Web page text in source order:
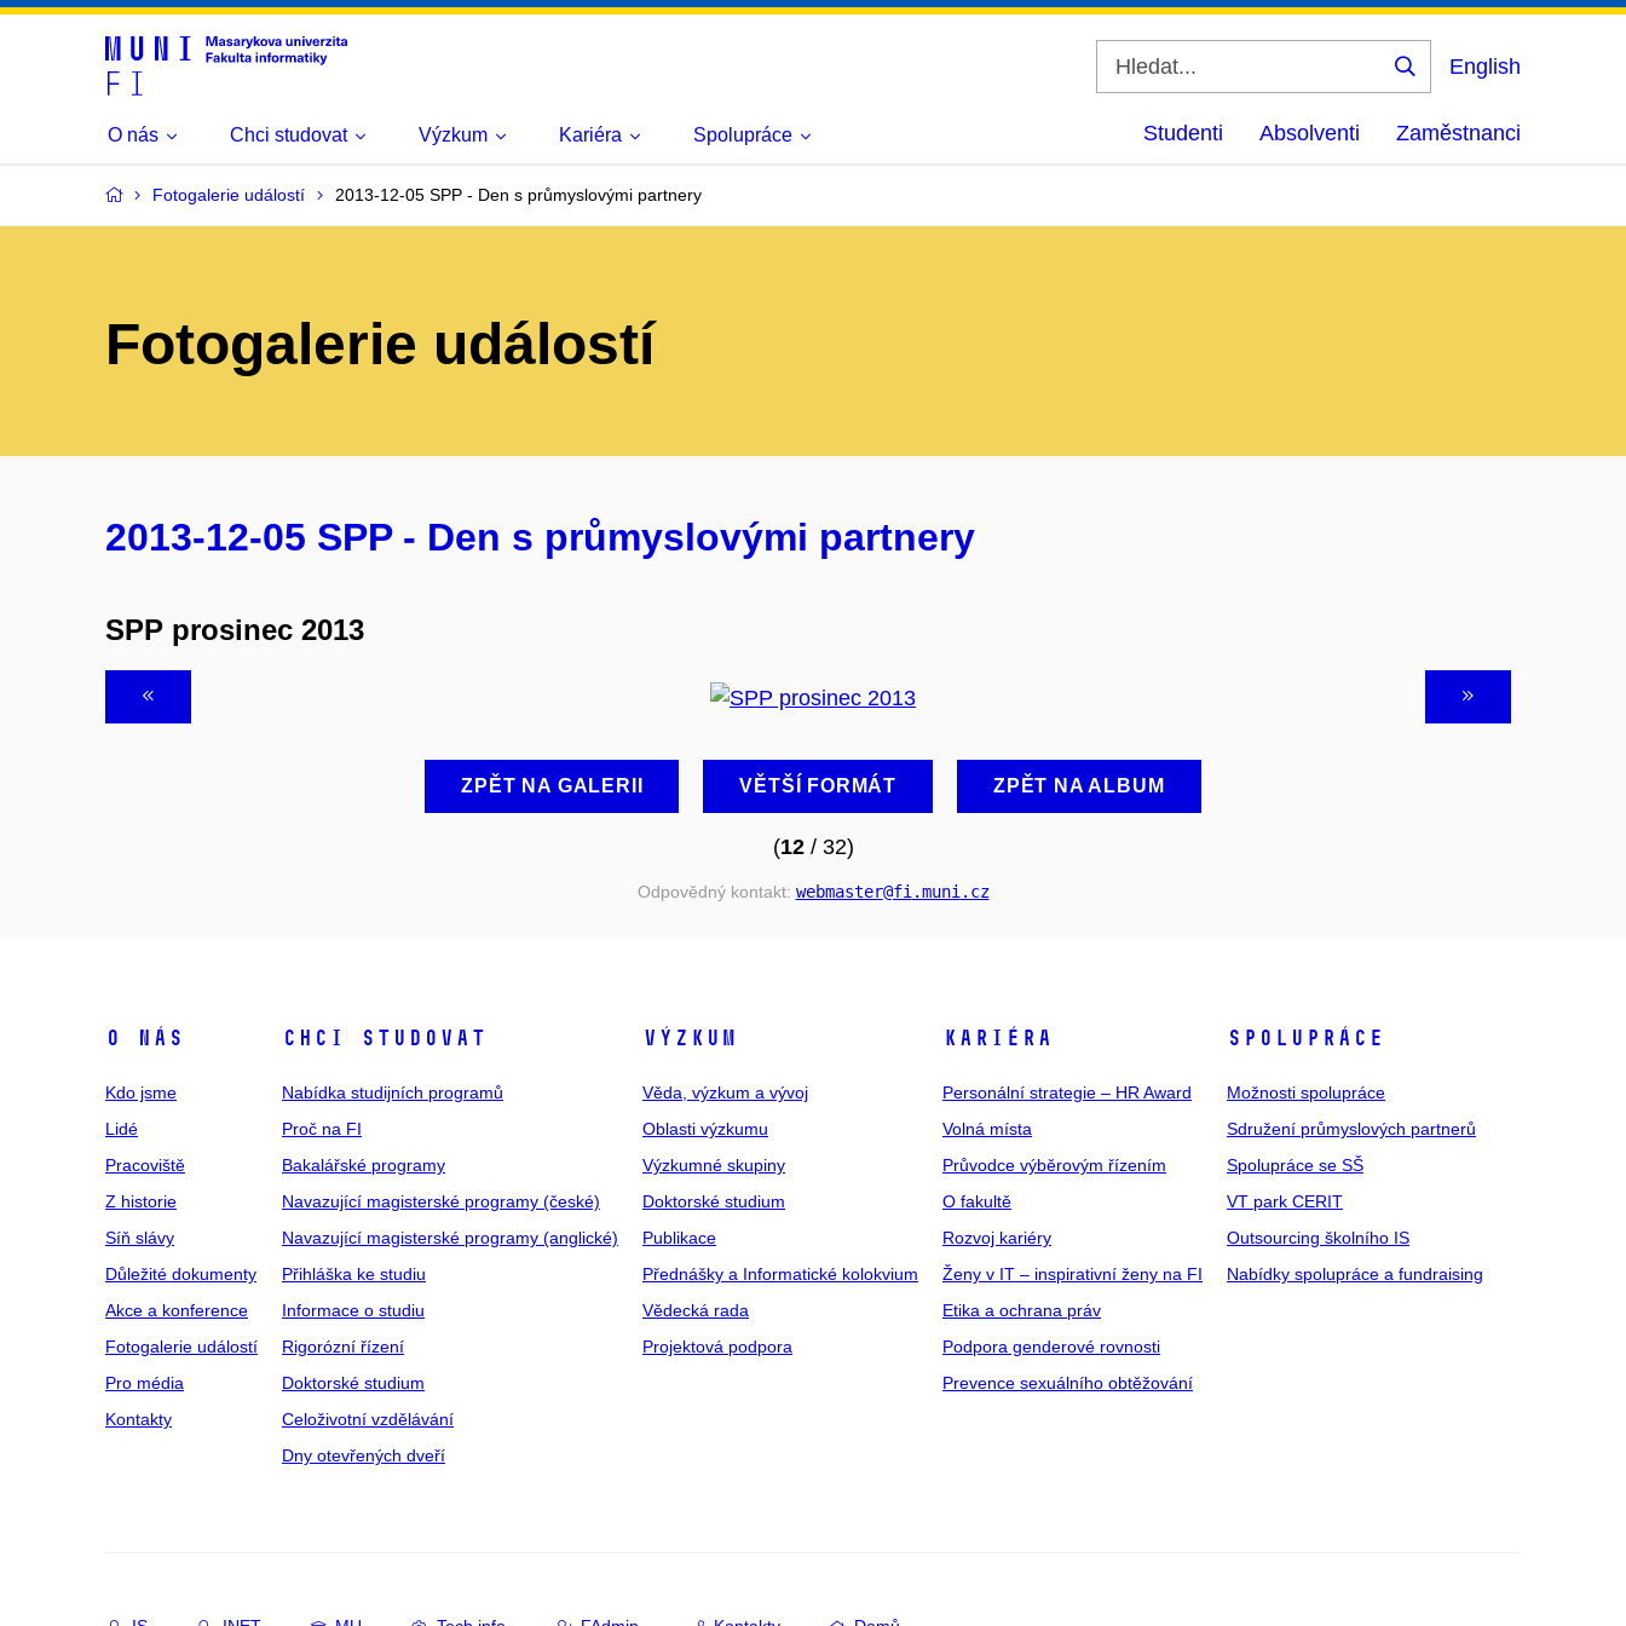
Vyhledat
English
O nás Chci studovat Výzkum Kariéra Spolupráce Studenti Absolventi Zaměstnanci
Fotogalerie událostí 2013-12-05 SPP - Den s průmyslovými partnery
Fotogalerie událostí
2013-12-05 SPP - Den s průmyslovými partnery
SPP prosinec 2013
ZPĚT NA GALERII VĚTŠÍ FORMÁT ZPĚT NA ALBUM
(12/ 32)
Odpovědný kontakt: webmaster@fi .muni .cz
O NÁS
Kdo jsme
Lidé
Pracoviště
Z historie
Síň slávy
Důležité dokumenty
Akce a konference
Fotogalerie událostí
Pro média
Kontakty
CHCI STUDOVAT
Nabídka studijních programů
Proč na FI
Bakalářské programy
Navazující magisterské programy (české)
Navazující magisterské programy (anglické)
Přihláška ke studiu
Informace o studiu
Rigorózní řízení
Doktorské studium
Celoživotní vzdělávání
Dny otevřených dveří
VÝZKUM
Věda, výzkum a vývoj
Oblasti výzkumu
Výzkumné skupiny
Doktorské studium
Publikace
Přednášky a Informatické kolokvium
Vědecká rada
Projektová podpora
KARIÉRA
Personální strategie – HR Award
Volná místa
Průvodce výběrovým řízením
O fakultě
Rozvoj kariéry
Ženy v IT – inspirativní ženy na FI
Etika a ochrana práv
Podpora genderové rovnosti
Prevence sexuálního obtěžování
SPOLUPRÁCE
Možnosti spolupráce
Sdružení průmyslových partnerů
Spolupráce se SŠ
VT park CERIT
Outsourcing školního IS
Nabídky spolupráce a fundraising